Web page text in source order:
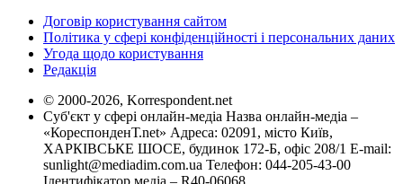
Договір користування сайтом
Політика у сфері конфіденційності і персональних даних
Угода щодо користування
Редакція
© 2000-2026, Korrespondent.net
Суб'єкт у сфері онлайн-медіа Назва онлайн-медіа –
«КореспонденТ.net» Адреса: 02091, місто Київ,
ХАРКІВСЬКЕ ШОСЕ, будинок 172-Б, офіс 208/1 E-mail:
sunlight@mediadim.com.ua Телефон: 044-205-43-00